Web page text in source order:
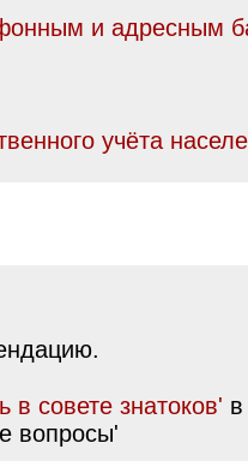
и адресным
учёта
совете знатоков'
вопросы'